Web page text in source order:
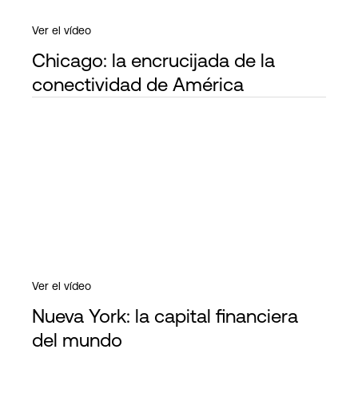
Ver el vídeo
Chicago: la encrucijada de la
conectividad de América
Ver el vídeo
Nueva York: la capital financiera
del mundo